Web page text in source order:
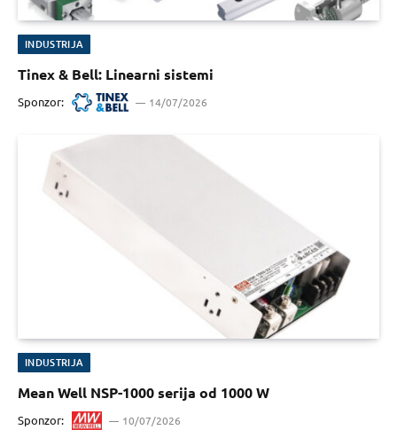
INDUSTRIJA
Tinex & Bell: Linearni sistemi
Sponzor: 14/07/2026
INDUSTRIJA
Mean Well NSP-1000 serija od 1000 W
Sponzor: 10/07/2026